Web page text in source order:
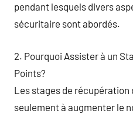
pendant lesquels divers
sécuritaire sont abordés.
2. Pourquoi Assister à un
Points?
Les stages de récupération
seulement à augmenter le